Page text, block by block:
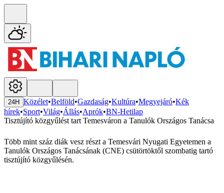
24H Közélet•Belföld•Gazdaság•Kultúra•Megyejáró•Kék
hírek•Sport•Világ•Állás•Aprók•BN-Hetilap
Tisztújító közgyűlést tart Temesváron a Tanulók Országos Tanácsa
Több mint száz diák vesz részt a Temesvári Nyugati Egyetemen a
Tanulók Országos Tanácsának (CNE) csütörtöktől szombatig tartó
tisztújító közgyűlésén.